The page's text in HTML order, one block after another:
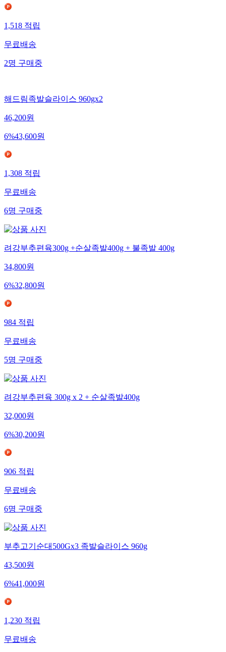
1,518 적립
무료배송
2명 구매중
해드림족발슬라이스 960gx2
46,200원
6%43,600원
1,308 적립
무료배송
6명 구매중
려강부추편육300g +순살족발400g + 불족발 400g
34,800원
6%32,800원
984 적립
무료배송
5명 구매중
려강부추편육 300g x 2 + 순살족발400g
32,000원
6%30,200원
906 적립
무료배송
6명 구매중
부추고기순대500Gx3 족발슬라이스 960g
43,500원
6%41,000원
1,230 적립
무료배송